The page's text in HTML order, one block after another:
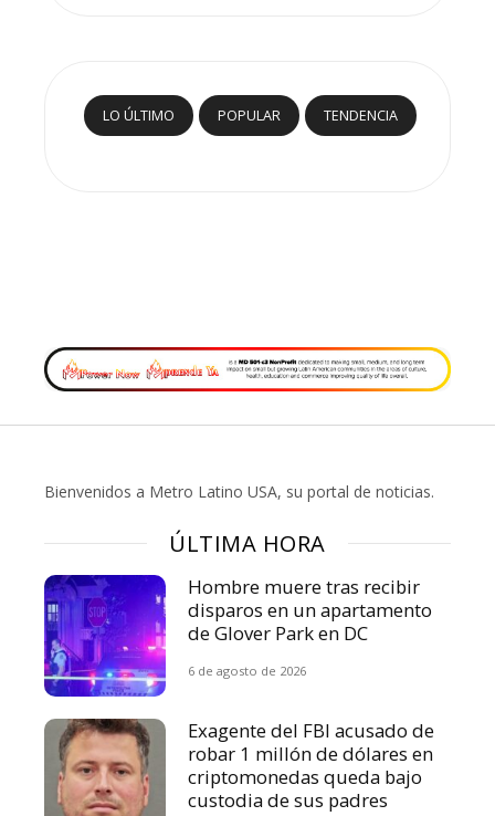
LO ÚLTIMO POPULAR TENDENCIA
Bienvenidos a Metro Latino USA, su portal de noticias.
ÚLTIMA HORA
Hombre muere tras recibir
disparos en un apartamento
de Glover Park en DC
6 de agosto de 2026
Exagente del FBI acusado de
robar 1 millón de dólares en
criptomonedas queda bajo
custodia de sus padres